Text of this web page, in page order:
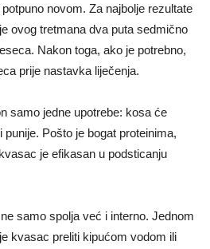
novom. Za najbolje rezultate
ovog tretmana dva puta sedmično
Nakon toga, ako je potrebno,
prije nastavka liječenja.
samo jedne upotrebe: kosa će
punije. Pošto je bogat proteinima,
je efikasan u podsticanju
samo spolja već i interno. Jednom
kvasac preliti kipućom vodom ili